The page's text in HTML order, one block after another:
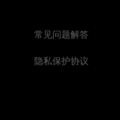
常见问题解答
隐私保护协议